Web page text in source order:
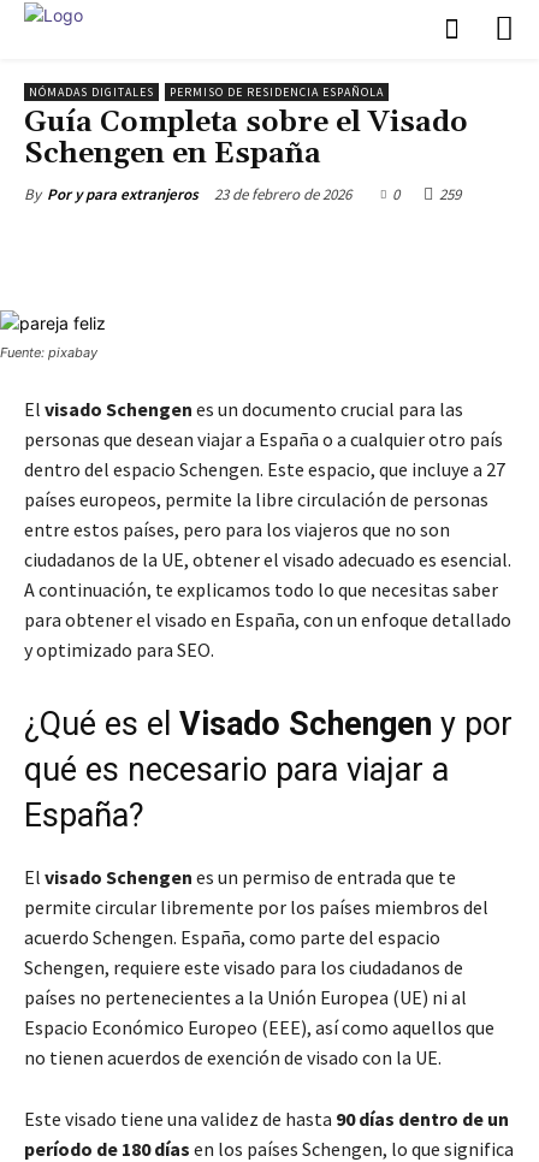
NÓMADAS DIGITALES PERMISO DE RESIDENCIA ESPAÑOLA
Guía Completa sobre el Visado
Schengen en España
By Por y para extranjeros 23 de febrero de 2026 0 259
Fuente: pixabay
El visado Schengen es un documento crucial para las
personas que desean viajar a España o a cualquier otro país
dentro del espacio Schengen. Este espacio, que incluye a 27
países europeos, permite la libre circulación de personas
entre estos países, pero para los viajeros que no son
ciudadanos de la UE, obtener el visado adecuado es esencial.
A continuación, te explicamos todo lo que necesitas saber
para obtener el visado en España, con un enfoque detallado
y optimizado para SEO.
¿Qué es el Visado Schengen y por
qué es necesario para viajar a
España?
El visado Schengen es un permiso de entrada que te
permite circular libremente por los países miembros del
acuerdo Schengen. España, como parte del espacio
Schengen, requiere este visado para los ciudadanos de
países no pertenecientes a la Unión Europea (UE) ni al
Espacio Económico Europeo (EEE), así como aquellos que
no tienen acuerdos de exención de visado con la UE.
Este visado tiene una validez de hasta 90 días dentro de un
período de 180 días en los países Schengen, lo que significa